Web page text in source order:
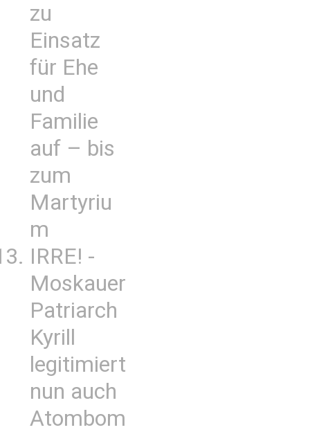
zu
Einsatz
für Ehe
und
Familie
auf – bis
zum
Martyriu
m
IRRE! -
Moskauer
Patriarch
Kyrill
legitimiert
nun auch
Atombom